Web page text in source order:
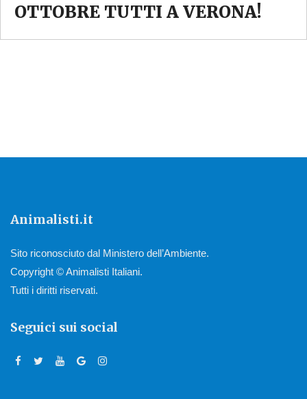
OTTOBRE TUTTI A VERONA!
Animalisti.it
Sito riconosciuto dal Ministero dell’Ambiente.
Copyright © Animalisti Italiani.
Tutti i diritti riservati.
Seguici sui social